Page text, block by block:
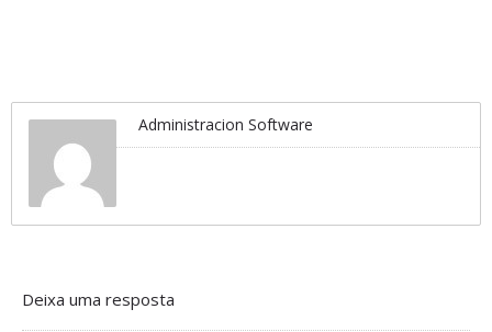
Administracion Software
Deixa uma resposta